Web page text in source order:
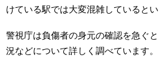
けている駅では大変混雑しているとい
警視庁は負傷者の身元の確認を急ぐ
況などについて詳しく調べています。